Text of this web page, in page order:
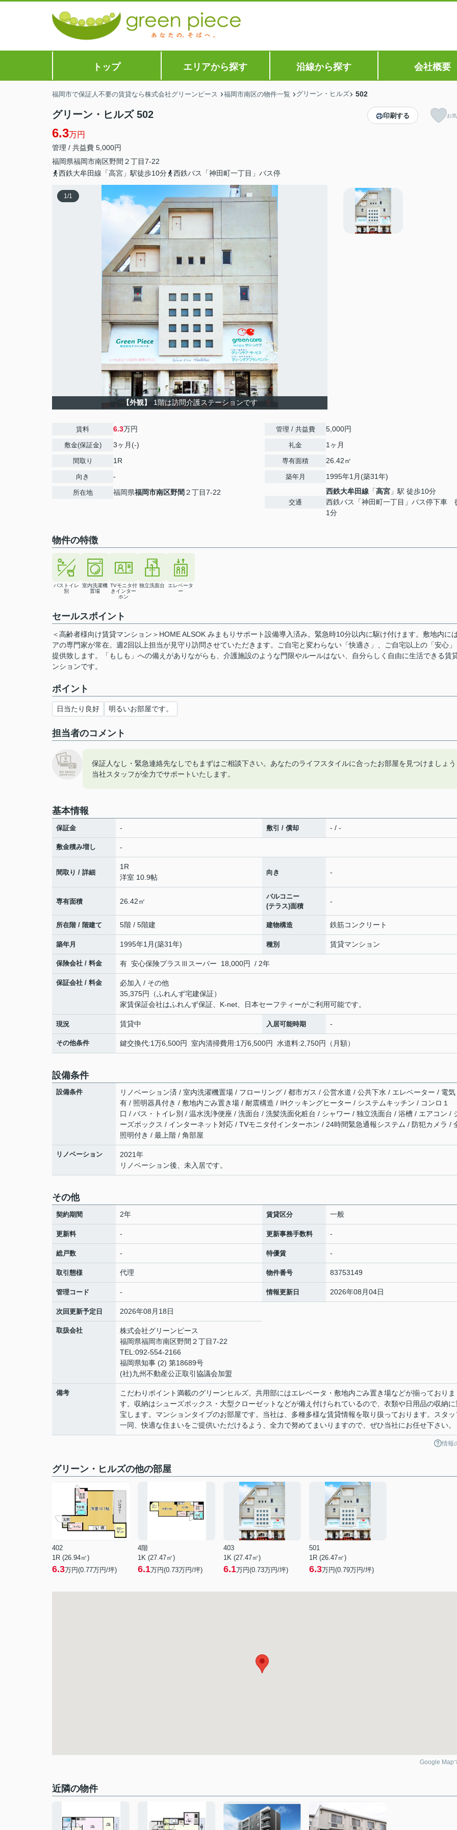
トップ エリアから探す 沿線から探す 会社概要
福岡市で保証人不要の賃貸なら株式会社グリーンピース 福岡市南区の物件一覧 グリーン・ヒルズ 502
グリーン・ヒルズ 502
6.3万円
管理 / 共益費 5,000円
福岡県福岡市南区野間 ２丁目7-22
西鉄大牟田線「高宮」駅徒歩10分
西鉄バス「神田町一丁目」バス停
印刷する お
1/1
【外観】 1階は訪問介護ステーションです
賃料 6.3万円
敷金(保証金) 3ヶ月(-)
間取り 1R
向き -
所在地 福岡県福岡市南区野間 ２丁目7-22
管理 / 共益費 5,000円
礼金 1ヶ月
専有面積 26.42㎡
築年月 1995年1月(築31年)
交通
西鉄大牟田線 「高宮 」駅 徒歩10分
西鉄バス「神田町一丁目」バス停下車
1分
物件の特徴
バストイレ
別
室内洗濯機
置場
TVモニタ付
きインター
ホン
独立洗面台
エレベータ
ー
セールスポイント
＜高齢者様向け賃貸マンション＞HOME ALSOK みまもりサポート設備導入済み。緊急時10分以内に駆け付けます。敷地内に
アの専門家が常在。週2回以上担当が見守り訪問させていただきます。ご自宅と変わらない「快適さ」、ご自宅以上の「安心
提供致します。「もしも」への備えがありながらも、介護施設のような門限やルールはない、自分らしく自由に生活できる賃
ンションです。
ポイント
日当たり良好 明るいお部屋です。
担当者のコメント
保証人なし・緊急連絡先なしでもまずはご相談下さい。あなたのライフスタイルに合ったお部屋を見つけましょ
当社スタッフが全力でサポートいたします。
基本情報
保証金 - 敷引 / 償却 - / -
敷金積み増し -
間取り / 詳細
1R
洋室 10.9帖
向き -
専有面積 26.42㎡
バルコニー
(テラス)面積
-
所在階 / 階建て 5階 / 5階建 建物構造 鉄筋コンクリート
築年月 1995年1月(築31年) 種別 賃貸マンション
保険会社 / 料金 有 安心保険プラスⅢスーパー 18,000円 / 2年
保証会社 / 料金
必加入 / その他
35,375円（ふれんず宅建保証）
家賃保証会社はふれんず保証、K-net、日本セーフティーがご利用可能です。
現況 賃貸中 入居可能時期 -
その他条件 鍵交換代:1万6,500円 室内清掃費用:1万6,500円 水道料:2,750円（月額）
設備条件
設備条件
リノベーション済 / 室内洗濯機置場 / フローリング / 都市ガス / 公営水道 / 公共下水 / エレベーター / 電気
有 / 照明器具付き / 敷地内ごみ置き場 / 耐震構造 / IHクッキングヒーター / システムキッチン / コンロ１
口 / バス・トイレ別 / 温水洗浄便座 / 洗面台 / 洗髪洗面化粧台 / シャワー / 独立洗面台 / 浴槽 / エアコン /
ーズボックス / インターネット対応 / TVモニタ付インターホン / 24時間緊急通報システム / 防犯カメラ /
照明付き / 最上階 / 角部屋
リノベーション
2021年
リノベーション後、未入居です。
その他
契約期間 2年 賃貸区分 一般
更新料 - 更新事務手数料 -
総戸数 - 特優賃 -
取引態様 代理 物件番号 83753149
管理コード - 情報更新日 2026年08月04日
次回更新予定日 2026年08月18日
取扱会社
株式会社グリーンピース
福岡県福岡市南区野間２丁目7-22
TEL:092-554-2166
福岡県知事 (2) 第18689号
(社)九州不動産公正取引協議会加盟
備考
こだわりポイント満載のグリーンヒルズ。共用部にはエレベータ・敷地内ごみ置き場などが揃っておりま
す。収納はシューズボックス・大型クローゼットなどが備え付けられているので、衣類や日用品の収納に
宝します。マンションタイプのお部屋です。当社は、多種多様な賃貸情報を取り扱っております。スタッ
一同、快適な住まいをご提供いただけるよう、全力で努めてまいりますので、ぜひ当社にお任せ下さい。
情報
グリーン・ヒルズの他の部屋
402
1R (26.94㎡)
6.3万円(0.77万円/坪)
4階
1K (27.47㎡)
6.1万円(0.73万円/坪)
403
1K (27.47㎡)
6.1万円(0.73万円/坪)
501
1R (26.47㎡)
6.3万円(0.79万円/坪)
Google Map
近隣の物件